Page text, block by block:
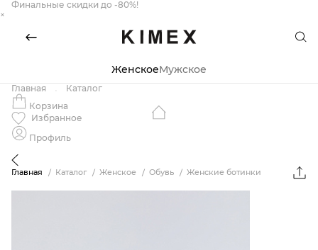
Финальные скидки до -80%!
×
ЖенскоеМужское
Главная
Каталог
Корзина
Избранное
Профиль
Главная Каталог Женское Обувь Женские ботинки